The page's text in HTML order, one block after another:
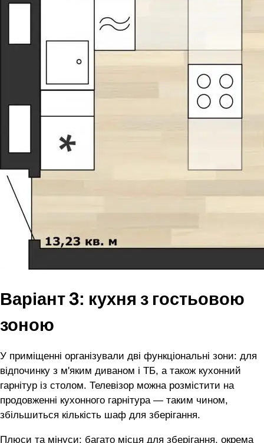
Варіант 3: кухня з гостьовою
зоною
У приміщенні організували дві функціональні зони: для
відпочинку з м'яким диваном і ТБ, а також кухонний
гарнітур із столом. Телевізор можна розмістити на
продовженні кухонного гарнітура — таким чином,
збільшиться кількість шаф для зберігання.
Плюси та мінуси: багато місця для зберігання, окрема